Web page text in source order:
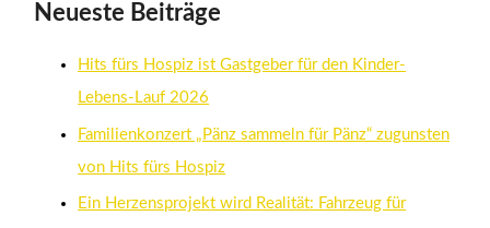
Neueste Beiträge
Hits fürs Hospiz ist Gastgeber für den Kinder-
Lebens-Lauf 2026
Familienkonzert „Pänz sammeln für Pänz“ zugunsten
von Hits fürs Hospiz
Ein Herzensprojekt wird Realität: Fahrzeug für